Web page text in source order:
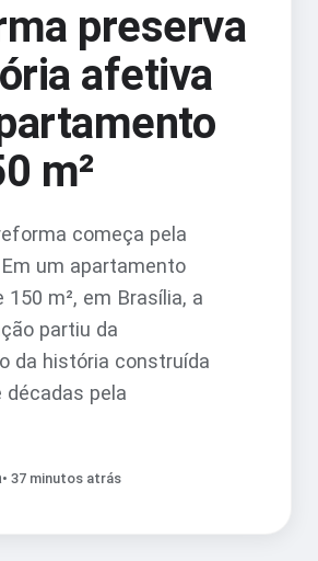
preserva
afetiva
m²
começa pela
um apartamento
150 m², em Brasília, a
partiu da
da história construída
décadas pela
• 37 minutos atrás